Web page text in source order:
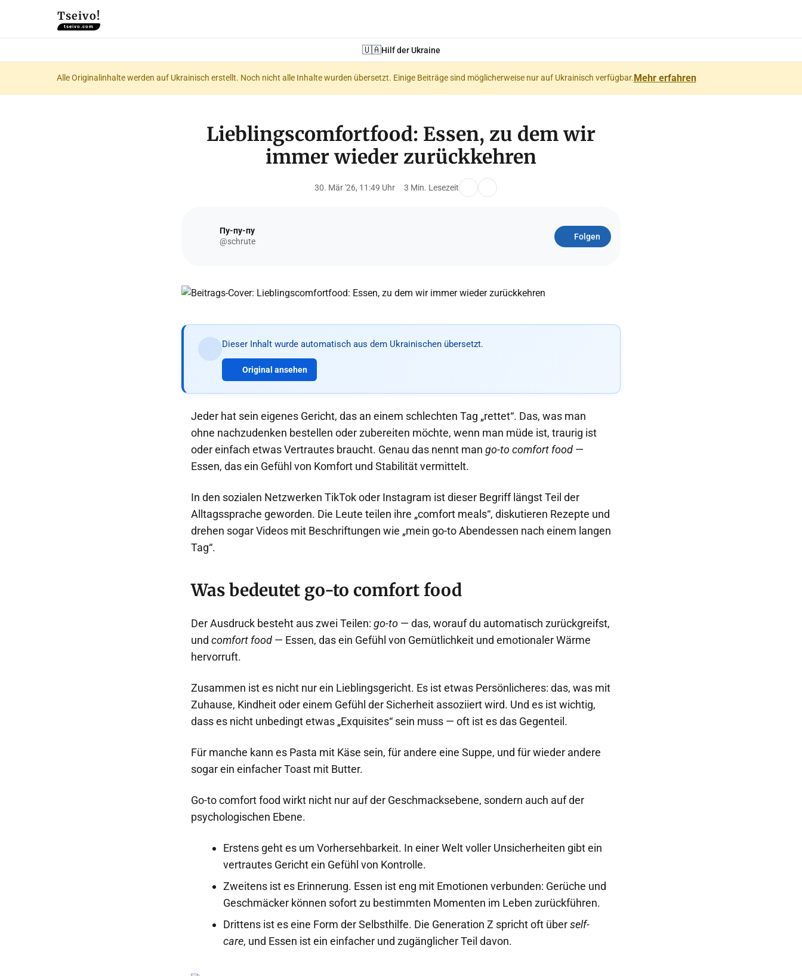
Tseivo!
tseivo.com
🇺🇦Hilf der Ukraine
Alle Originalinhalte werden auf Ukrainisch erstellt. Noch nicht alle Inhalte wurden übersetzt. Einige Beiträge sind möglicherweise nur auf Ukrainisch verfügbar.Mehr erfahren
Lieblingscomfortfood: Essen, zu dem wir
immer wieder zurückkehren
30. Mär '26, 11:49 Uhr 3 Min. Lesezeit
Пу-пу-пу
@schrute
Folgen
Dieser Inhalt wurde automatisch aus dem Ukrainischen übersetzt.
Original ansehen
Jeder hat sein eigenes Gericht, das an einem schlechten Tag „rettet“. Das, was man
ohne nachzudenken bestellen oder zubereiten möchte, wenn man müde ist, traurig ist
oder einfach etwas Vertrautes braucht. Genau das nennt man go-to comfort food —
Essen, das ein Gefühl von Komfort und Stabilität vermittelt.
In den sozialen Netzwerken TikTok oder Instagram ist dieser Begriff längst Teil der
Alltagssprache geworden. Die Leute teilen ihre „comfort meals“, diskutieren Rezepte und
drehen sogar Videos mit Beschriftungen wie „mein go-to Abendessen nach einem langen
Tag“.
Was bedeutet go-to comfort food
Der Ausdruck besteht aus zwei Teilen: go-to — das, worauf du automatisch zurückgreifst,
und comfort food — Essen, das ein Gefühl von Gemütlichkeit und emotionaler Wärme
hervorruft.
Zusammen ist es nicht nur ein Lieblingsgericht. Es ist etwas Persönlicheres: das, was mit
Zuhause, Kindheit oder einem Gefühl der Sicherheit assoziiert wird. Und es ist wichtig,
dass es nicht unbedingt etwas „Exquisites“ sein muss — oft ist es das Gegenteil.
Für manche kann es Pasta mit Käse sein, für andere eine Suppe, und für wieder andere
sogar ein einfacher Toast mit Butter.
Go-to comfort food wirkt nicht nur auf der Geschmacksebene, sondern auch auf der
psychologischen Ebene.
Erstens geht es um Vorhersehbarkeit. In einer Welt voller Unsicherheiten gibt ein
vertrautes Gericht ein Gefühl von Kontrolle.
Zweitens ist es Erinnerung. Essen ist eng mit Emotionen verbunden: Gerüche und
Geschmäcker können sofort zu bestimmten Momenten im Leben zurückführen.
Drittens ist es eine Form der Selbsthilfe. Die Generation Z spricht oft überself-
care, und Essen ist ein einfacher und zugänglicher Teil davon.